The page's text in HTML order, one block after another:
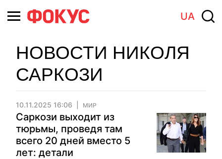
UA
НОВОСТИ НИКОЛЯ
САРКОЗИ
10.11.2025 16:06 МИР
Саркози выходит из
тюрьмы, проведя там
всего 20 дней вместо 5
лет: детали